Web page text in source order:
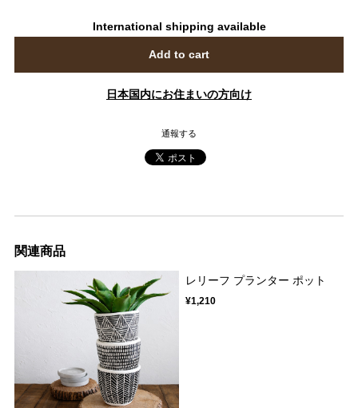
International shipping available
Add to cart
日本国内にお住まいの方向け
通報する
関連商品
レリーフ プランター ポット
¥1,210